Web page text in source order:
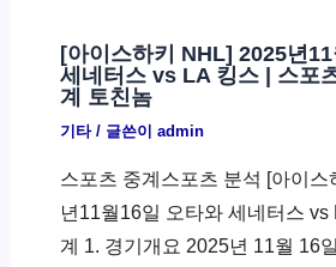
[아이스하키 NHL] 2025년
세네터스 vs LA 킹스 | 스포
계 토친놈
기타/ 글쓴이 admin
스포츠 중계스포츠 분석 [아이
년11월16일 오타와 세네터스 vs
계 1. 경기개요 2025년 11월 16